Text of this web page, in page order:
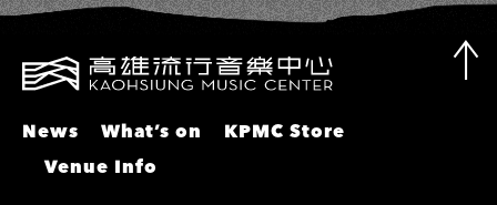
News What’s on
KPMC Store
Venue Info